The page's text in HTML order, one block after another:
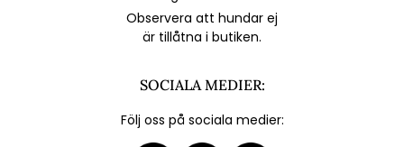
Observera att hundar ej
är tillåtna i butiken.
SOCIALA MEDIER:
Följ oss på sociala medier: